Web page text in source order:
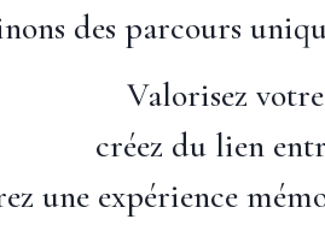
des parcours
Valorisez
créez du lien
une expérience